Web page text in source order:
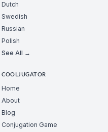
Dutch
Swedish
Russian
Polish
See All →
COOLJUGATOR
Home
About
Blog
Conjugation Game